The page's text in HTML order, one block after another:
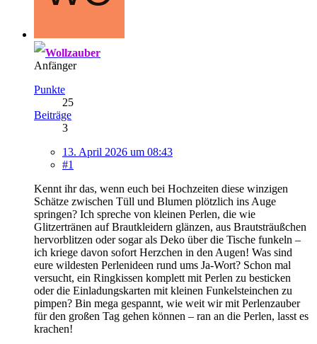
Wollzauber
Anfänger
Punkte
25
Beiträge
3
13. April 2026 um 08:43
#1
Kennt ihr das, wenn euch bei Hochzeiten diese winzigen
Schätze zwischen Tüll und Blumen plötzlich ins Auge
springen? Ich spreche von kleinen Perlen, die wie
Glitzertränen auf Brautkleidern glänzen, aus Brautsträußchen
hervorblitzen oder sogar als Deko über die Tische funkeln –
ich kriege davon sofort Herzchen in den Augen! Was sind
eure wildesten Perlenideen rund ums Ja-Wort? Schon mal
versucht, ein Ringkissen komplett mit Perlen zu besticken
oder die Einladungskarten mit kleinen Funkelsteinchen zu
pimpen? Bin mega gespannt, wie weit wir mit Perlenzauber
für den großen Tag gehen können – ran an die Perlen, lasst es
krachen!